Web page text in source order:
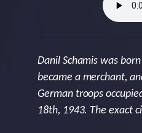
Danil Schamis was
became a merchant,
German troops
18th, 1943. The exact